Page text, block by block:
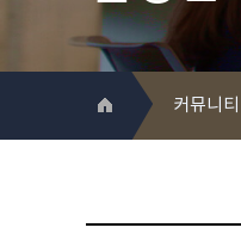
커뮤니티
취업성공